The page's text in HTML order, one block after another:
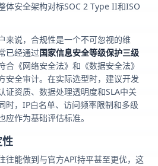
体安全架构对标SOC 2 Type II和ISO
来说，合规性是一个不可忽视的维
已经通过国家信息安全等级保护三级
合《网络安全法》和《数据安全法》
安全审计。在实际选型时，建议开发
证资质、数据处理透明度和SLA中关
时，IP白名单、访问频率限制和多级
作为基础评估标准。
往能做到与官方API持平甚至更优，这